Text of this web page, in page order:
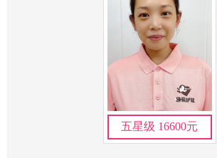
五星级 16600元